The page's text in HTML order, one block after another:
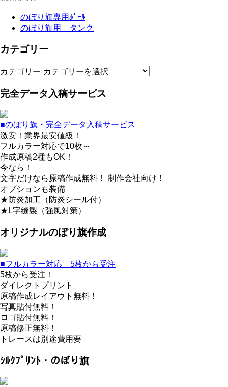
のぼり旗専用ﾎﾟｰﾙ
のぼり旗用 タンク
カテゴリー
カテゴリー
完全データ入稿サービス
■のぼり旗・完全データ入稿サービス
激安！業界最安値級！
フルカラー対応で10枚～
作成原稿2種もOK！
今なら！
文字だけなら原稿作成無料！ 制作会社向け！
オプションも装備
★防炎加工（防炎シール付）
★L字縫製（強風対策）
オリジナルのぼり旗作成
■フルカラー対応 5枚から受注
5枚から受注！
ダイレクトプリント
原稿作成レイアウト無料！
写真貼付無料！
ロゴ貼付無料！
原稿修正無料！
トレースは別途費用要
ｼﾙｸﾌﾟﾘﾝﾄ・のぼり旗